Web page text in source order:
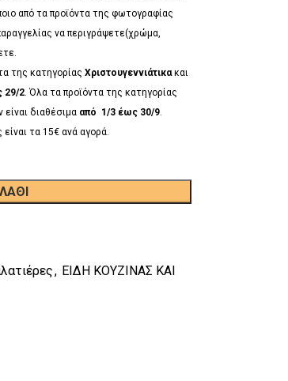
από τα προϊόντα της φωτογραφίας
να περιγράψετε(χρώμα,
της κατηγορίας Χριστουγεννιάτικακαι
29/2. Όλα τα προϊόντα της κατηγορίας
διαθέσιμα από 1/3 έως 30/9.
τα 15€ ανά αγορά.
, ΕΙΔΗ ΚΟΥΖΙΝΑΣ ΚΑΙ